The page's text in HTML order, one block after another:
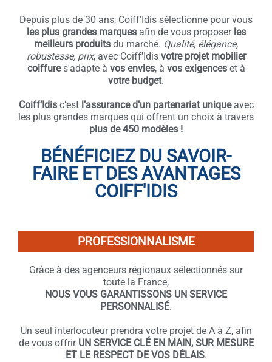
Depuis plus de 30 ans, Coiff'Idis sélectionne pour vous
les plus grandes marquesafin de vous proposer les
meilleurs produits du marché. Qualité, élégance,
robustesse, prix, avec Coiff'Idis votre projet mobilier
coiffures'adapte à vos envies, à vos exigenceset à
votre budget.
Coiff’Idisc’est l’assurance d’un partenariat uniqueavec
les plus grandes marques qui offrent un choix à travers
plus de 450 modèles !
BÉNÉFICIEZ DU SAVOIR-
FAIRE ET DES AVANTAGES
COIFF'IDIS
PROFESSIONNALISME
Grâce à des agenceurs régionaux sélectionnés sur
toute la France,
NOUS VOUS GARANTISSONS UN SERVICE
PERSONNALISÉ.
Un seul interlocuteur prendra votre projet de A à Z, afin
de vous offrir UN SERVICE CLÉ EN MAIN, SUR MESURE
ET LE RESPECT DE VOS DÉLAIS.